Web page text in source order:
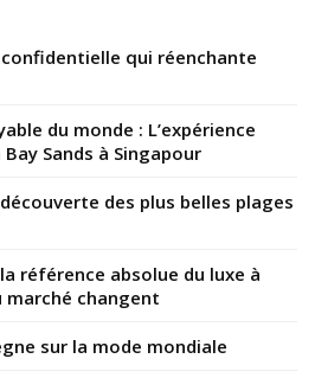
confidentielle qui réenchante
du monde : L’expérience
Sands à Singapour
des plus belles plages
référence absolue du luxe à
marché changent
sur la mode mondiale